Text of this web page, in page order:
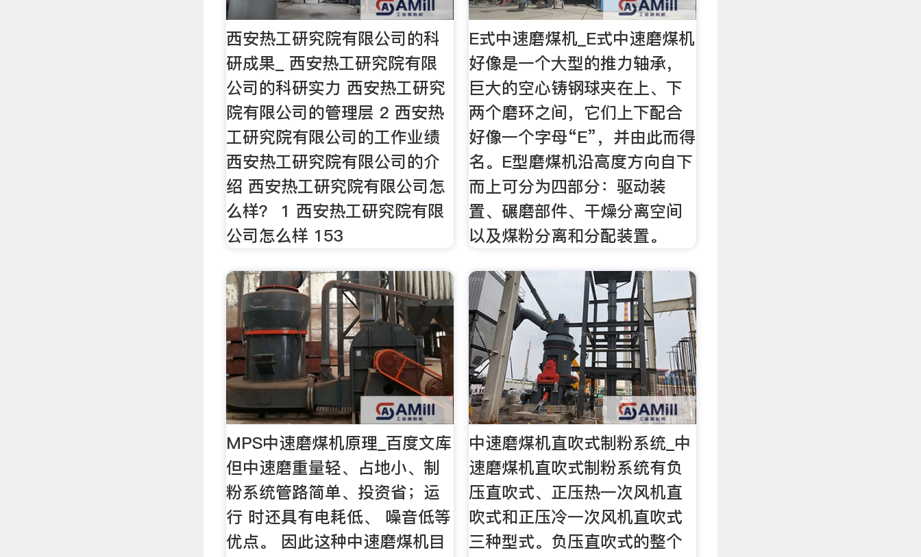
西安热工研究院有限公司的科
研成果_ 西安热工研究院有限
公司的科研实力 西安热工研究
院有限公司的管理层 2 西安热
工研究院有限公司的工作业绩
西安热工研究院有限公司的介
绍 西安热工研究院有限公司怎
么样？ 1 西安热工研究院有限
公司怎么样 153
E式中速磨煤机_E式中速磨煤机
好像是一个大型的推力轴承，
巨大的空心铸钢球夹在上、下
两个磨环之间，它们上下配合
好像一个字母“E”，并由此而得
名。E型磨煤机沿高度方向自下
而上可分为四部分：驱动装
置、碾磨部件、干燥分离空间
以及煤粉分离和分配装置。
MPS中速磨煤机原理_百度文库
但中速磨重量轻、占地小、制
粉系统管路简单、投资省；运
行 时还具有电耗低、 噪音低等
优点。 因此这种中速磨煤机目
中速磨煤机直吹式制粉系统_中
速磨煤机直吹式制粉系统有负
压直吹式、正压热一次风机直
吹式和正压冷一次风机直吹式
三种型式。负压直吹式的整个